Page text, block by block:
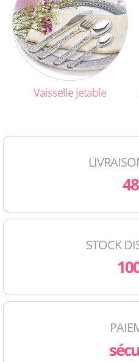
Vaisselle jetable
STOCK